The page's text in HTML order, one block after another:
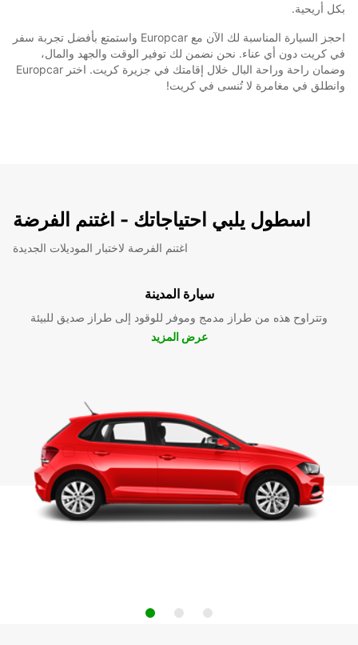
بكل أريحية.
احجز السيارة المناسبة لك الآن مع Europcar واستمتع بأفضل تجربة سفر
في كريت دون أي عناء. نحن نضمن لك توفير الوقت والجهد والمال،
وضمان راحة وراحة البال خلال إقامتك في جزيرة كريت. اختر Europcar
وانطلق في مغامرة لا تُنسى في كريت!
اسطول يلبي احتياجاتك - اغتنم الفرضة
اغتنم الفرصة لاختبار الموديلات الجديدة
سيارة المدينة
وتتراوح هذه من طراز مدمج وموفر للوقود إلى طراز صديق للبيئة
عرض المزيد